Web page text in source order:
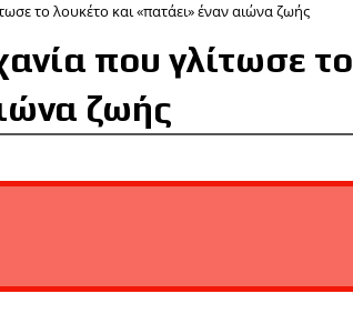
το λουκέτο και «πατάει» έναν αιώνα ζωής
που γλίτωσε το
ζωής